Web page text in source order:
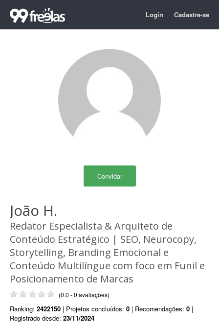
Login Cadastre-se
Convidar
João H.
Redator Especialista & Arquiteto de
Conteúdo Estratégico | SEO, Neurocopy,
Storytelling, Branding Emocional e
Conteúdo Multilíngue com foco em Funil e
Posicionamento de Marcas
(0.0 - 0 avaliações)
Ranking: 2422150 | Projetos concluídos: 0 | Recomendações: 0 |
Registrado desde: 23/11/2024